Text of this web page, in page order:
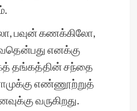
பவுன் கணக்கிலோ,
எனக்கு
தங்கத்தின் சந்தை
எண்ணூற்றுத்
வருகிறது.